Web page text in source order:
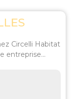
Circelli Habitat
entreprise...